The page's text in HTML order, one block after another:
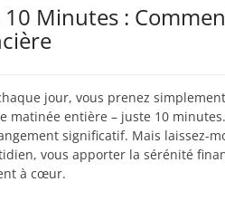
10 Minutes :
jour, vous prenez
matinée entière – juste 10
significatif. Mais laissez-
vous apporter la sérénité
à cœur.